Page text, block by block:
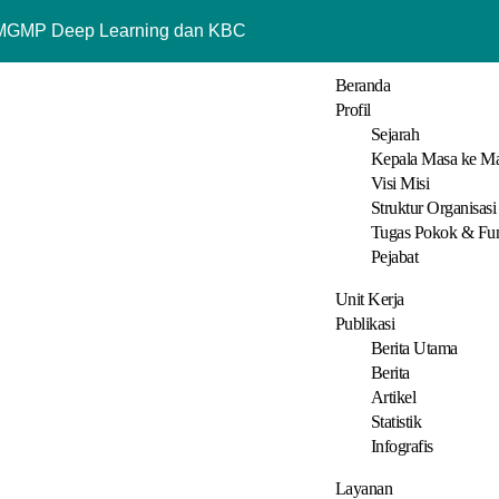
Deep Learning dan KBC
Poltekkes Farmasi tentang Tujuan Hidup dan
Wali Hakim, Kawal Akad Nikah Menuju Keluarga Samawa
Utara pada Jambore Nasional ke XII Tahun 2026 di
Medan Dorong Guru Tingkatkan Administrasi
Agama Katolik Kemenag Kota Medan Berikan
Beranda
Profil
Sejarah
Kepala Masa ke
Visi Misi
Struktur Organisasi
Tugas Pokok &
Pejabat
Unit Kerja
Publikasi
Berita Utama
Berita
Artikel
Statistik
Infografis
Layanan